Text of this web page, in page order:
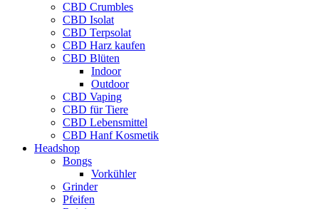
CBD Crumbles
CBD Isolat
CBD Terpsolat
CBD Harz kaufen
CBD Blüten
Indoor
Outdoor
CBD Vaping
CBD für Tiere
CBD Lebensmittel
CBD Hanf Kosmetik
Headshop
Bongs
Vorkühler
Grinder
Pfeifen